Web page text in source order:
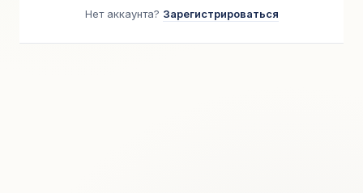
Нет аккаунта? Зарегистрироваться